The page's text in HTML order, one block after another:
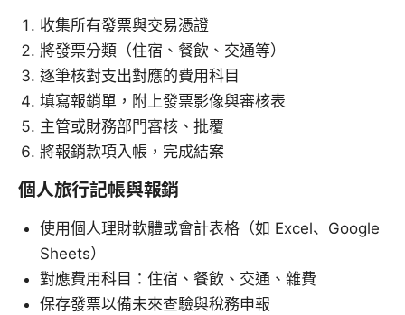
收集所有發票與交易憑證
將發票分類（住宿、餐飲、交通等）
逐筆核對支出對應的費用科目
填寫報銷單，附上發票影像與審核表
主管或財務部門審核、批覆
將報銷款項入帳，完成結案
個人旅行記帳與報銷
使用個人理財軟體或會計表格（如 Excel、Google
Sheets）
對應費用科目：住宿、餐飲、交通、雜費
保存發票以備未來查驗與稅務申報